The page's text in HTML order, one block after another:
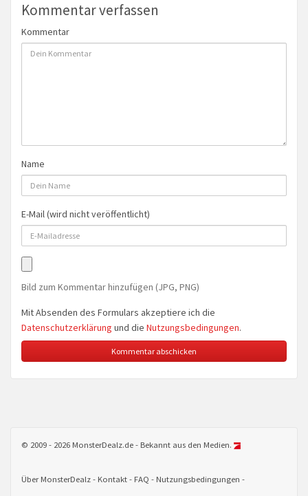
Kommentar verfassen
Kommentar
Name
E-Mail (wird nicht veröffentlicht)
Bild zum Kommentar hinzufügen (JPG, PNG)
Mit Absenden des Formulars akzeptiere ich die
Datenschutzerklärung und die Nutzungsbedingungen.
© 2009 - 2026 MonsterDealz.de - Bekannt aus den Medien.
Über MonsterDealz Kontakt FAQ Nutzungsbedingungen